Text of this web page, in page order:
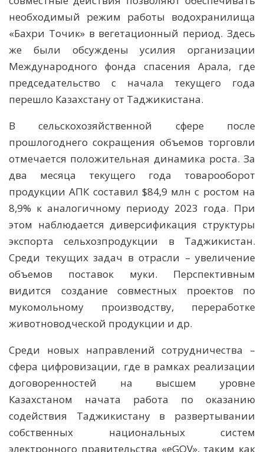
необходимый режим работы водохранилища
«Бахри Точик» в вегетационный период. Здесь
же были обсуждены усилия организации
Международного фонда спасения Арала, где
председательство с начала текущего года
перешло Казахстану от Таджикистана.
В сельскохозяйственной сфере после
прошлогоднего сокращения объемов торговли
отмечается положительная динамика роста. За
два месяца текущего года товарооборот
продукции АПК составил $84,9 млн с ростом на
8,9% к аналогичному периоду 2023 года. При
этом наблюдается диверсификация структуры
экспорта сельхозпродукции в Таджикистан.
Среди текущих задач в отрасли – увеличение
объемов поставок муки. Перспективным
видится создание совместных проектов по
мукомольному производству, переработке
животноводческой продукции и др.
Среди новых направлений сотрудничества –
сфера цифровизации, где в рамках реализации
договоренностей на высшем уровне
Казахстаном начата работа по оказанию
содействия Таджикистану в развертывании
собственных национальных систем
электронного правительства «eGOV», таким как